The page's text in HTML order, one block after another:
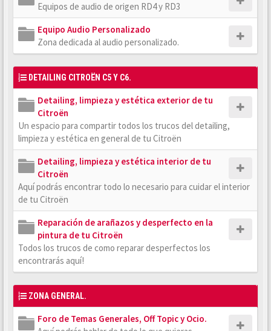
Equipos de audio de origen RD4 y RD3
Equipo Audio Personalizado
Zona dedicada al audio personalizado.
DETAILING CITROËN C5 Y C6.
Detailing, limpieza y estética exterior de tu
Citroën
Un espacio para compartir todos los trucos del detailing,
limpieza y estética en general de tu Citroën
Detailing, limpieza y estética interior de tu
Citroën
Aquí podrás encontrar todo lo necesario para cuidar el interior
de tu Citroën
Reparación de arañazos y desperfecto en la
pintura de tu Citroën
Todos los trucos de como reparar desperfectos los
encontrarás aquí!
ZONA GENERAL.
Foro de Temas Generales, Off Topic y Ocio.